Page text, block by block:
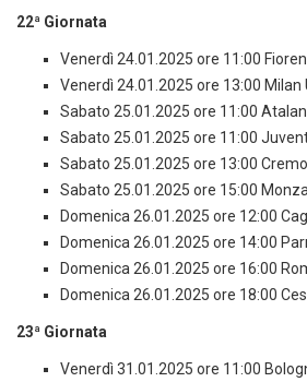
22ª Giornata
Venerdì 24.01.2025 ore 11:00
Venerdì 24.01.2025 ore 13:00 Milan
Sabato 25.01.2025 ore 11:00
Sabato 25.01.2025 ore 11:00
Sabato 25.01.2025 ore 13:00
Sabato 25.01.2025 ore 15:00
Domenica 26.01.2025 ore 12:00
Domenica 26.01.2025 ore 14:00
Domenica 26.01.2025 ore 16:00
Domenica 26.01.2025 ore 18:00
23ª Giornata
Venerdì 31.01.2025 ore 11:00